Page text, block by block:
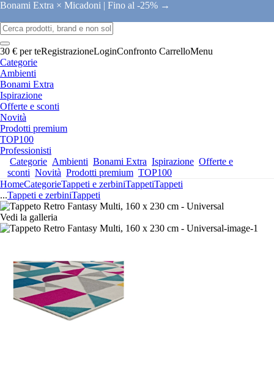
Bonami Extra × Micadoni | Fino al -25% →
30 € per teRegistrazioneLoginConfronto CarrelloMenu
Categorie
Ambienti
Bonami Extra
Ispirazione
Offerte e sconti
Novità
Prodotti premium
TOP100
Professionisti
Categorie Ambienti Bonami Extra Ispirazione Offerte e
sconti Novità Prodotti premium TOP100
HomeCategorieTappeti e zerbiniTappetiTappeti
...Tappeti e zerbiniTappeti
Vedi la galleria